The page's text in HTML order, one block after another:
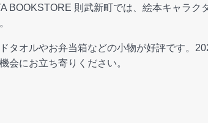
BOOKSTORE 則武新町では、絵本キャラク
タオルやお弁当箱などの小物が好評です。
会にお立ち寄りください。